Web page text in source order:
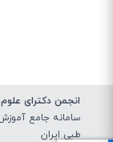
انجمن دکترای علوم
سامانه جامع
طبی ایران